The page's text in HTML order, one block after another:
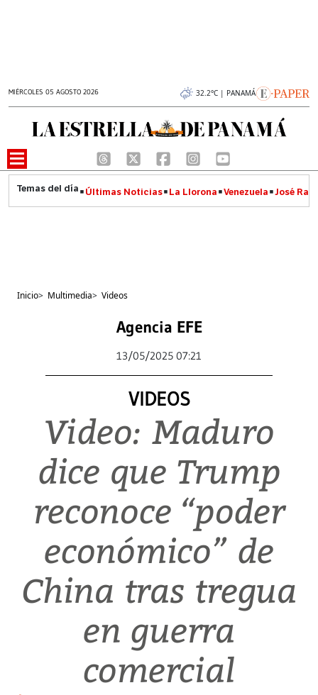
MIÉRCOLES 05 AGOSTO 2026 32.2°C | PANAMÁ
Últimas Noticias La Llorona Venezuela José
Inicio> Multimedia> Videos
Agencia EFE
13/05/2025 07:21
VIDEOS
Video: Maduro
dice que Trump
reconoce “poder
económico” de
China tras tregua
en guerra
comercial